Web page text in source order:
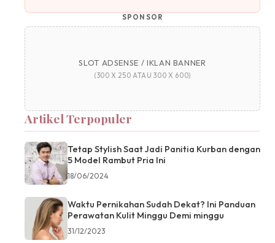
SPONSOR
SLOT ADSENSE / IKLAN BANNER
(300 X 250 ATAU 300 X 600)
Artikel Terpopuler
Tetap Stylish Saat Jadi Panitia Kurban dengan
5 Model Rambut Pria Ini
18/06/2024
Waktu Pernikahan Sudah Dekat? Ini Panduan
Perawatan Kulit Minggu Demi minggu
31/12/2023